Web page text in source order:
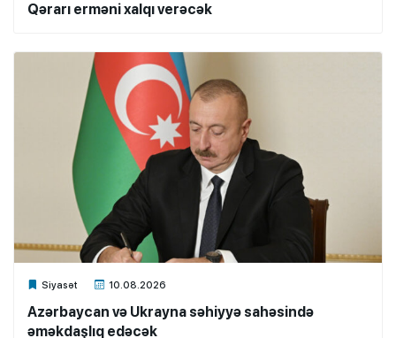
Qərarı erməni xalqı verəcək
Siyasət 10.08.2026
Xalq.Online
Azərbaycan və Ukrayna səhiyyə sahəsində
əməkdaşlıq edəcək